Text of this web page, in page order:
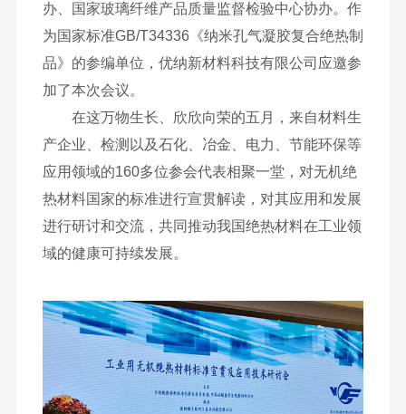
办、国家玻璃纤维产品质量监督检验中心协办。作
为国家标准GB/T34336《纳米孔气凝胶复合绝热制
品》的参编单位，优纳新材料科技有限公司应邀参
加了本次会议。
在这万物生长、欣欣向荣的五月，来自材料生
产企业、检测以及石化、冶金、电力、节能环保等
应用领域的160多位参会代表相聚一堂，对无机绝
热材料国家的标准进行宣贯解读，对其应用和发展
进行研讨和交流，共同推动我国绝热材料在工业领
域的健康可持续发展。